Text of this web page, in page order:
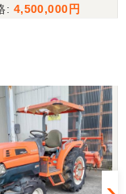
でしっかりとメ
スを受けたの
ます。チョット
でしたが、中古
うか。
4,500,000